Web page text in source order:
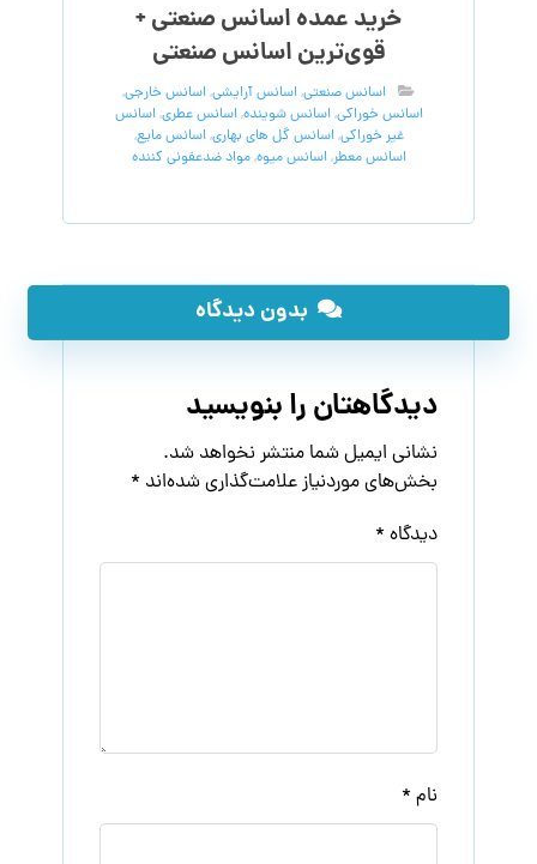
خرید عمده اسانس صنعتی +
قوی‌ترین اسانس‌ صنعتی
اسانس صنعتی,اسانس آرایشی,اسانس خارجی,
اسانس خوراکی,اسانس شوینده,اسانس عطری,اسانس
غیر خوراکی,اسانس گل های بهاری,اسانس مایع,
اسانس معطر,اسانس میوه,مواد ضدعفونی کننده
بدون دیدگاه
دیدگاهتان را بنویسید
نشانی ایمیل شما منتشر نخواهد شد.
بخش‌های موردنیاز علامت‌گذاری شده‌اند *
دیدگاه *
نام *